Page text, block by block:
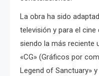
La obra ha sido
televisión y para el
siendo la más reciente
«CG» (Gráficos por
Legend of Sanctuary»